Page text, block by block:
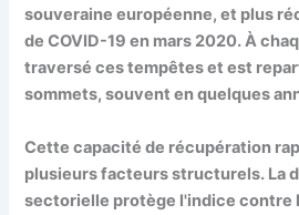
souveraine européenne, et plus
de COVID-19 en mars 2020. À
traversé ces tempêtes et est
sommets, souvent en quelques
Cette capacité de récupération
plusieurs facteurs structurels. La
sectorielle protège l'indice contre